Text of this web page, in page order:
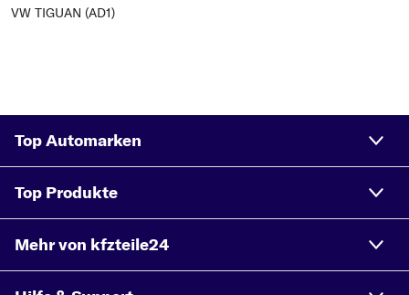
VW TIGUAN (AD1)
Top Automarken
Top Produkte
Mehr von kfzteile24